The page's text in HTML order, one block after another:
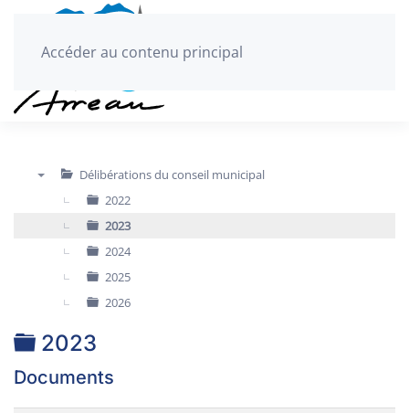
Accéder au contenu principal
Délibérations du conseil municipal
2022
2023
2024
2025
2026
Dossier
2023
Documents